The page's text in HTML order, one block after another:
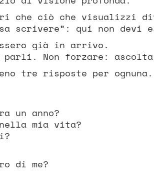
che ciò che visualizzi
scrivere”: qui non devi
già in arrivo.
parli. Non forzare:
tre risposte per
un anno?
mia vita?
di me?